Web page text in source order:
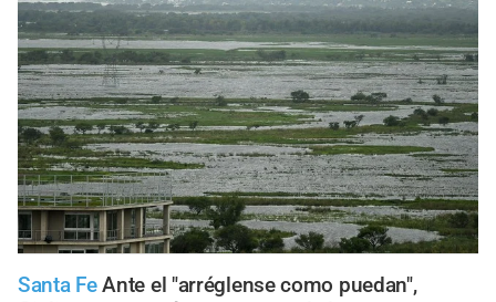
Santa Fe Ante el "arréglense como puedan",